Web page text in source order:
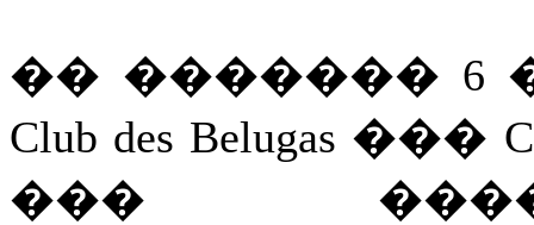
�� ������� 6
Club des Belugas
���